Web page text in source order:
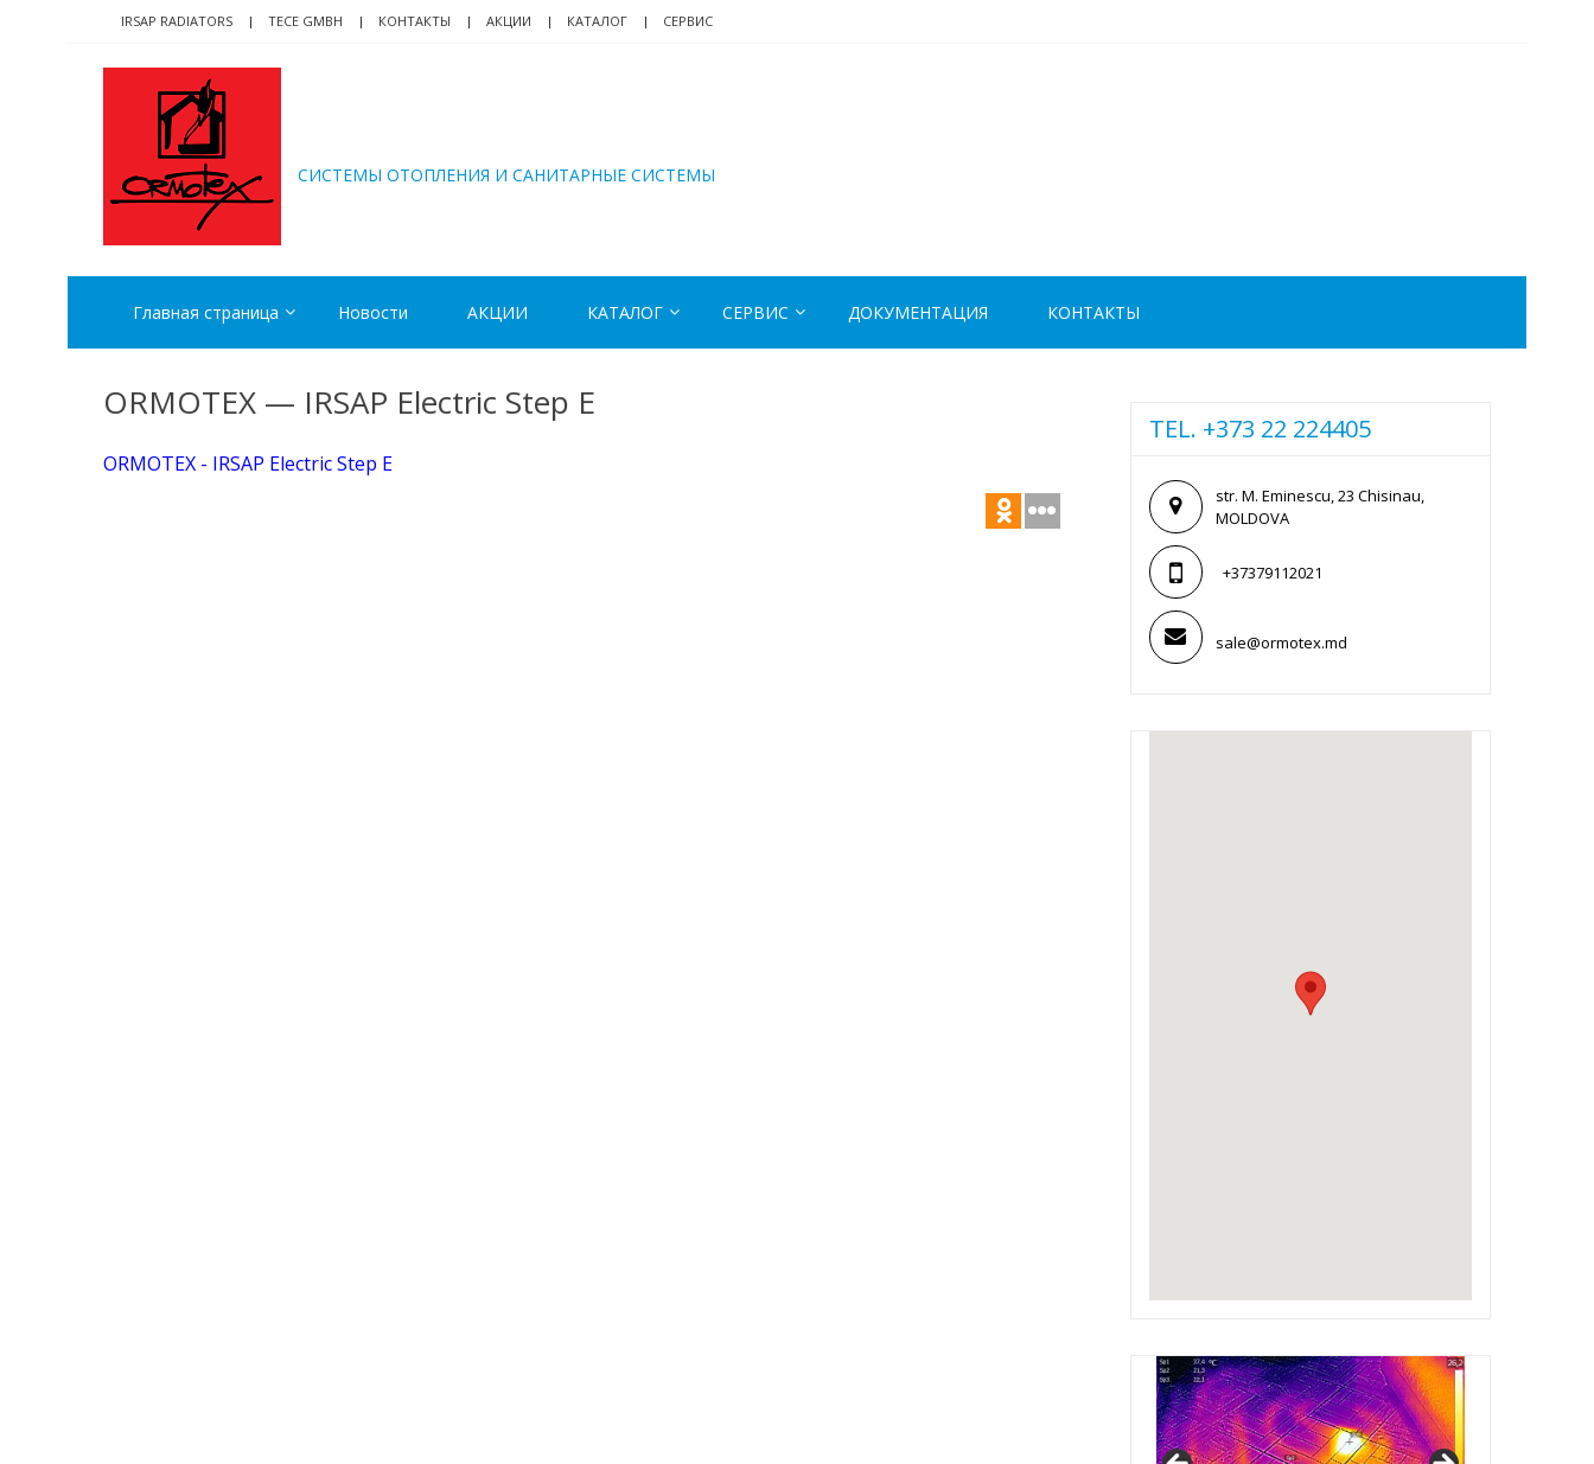
navigation
content
IRSAP RADIATORS TECE GMBH КОНТАКТЫ АКЦИИ КАТАЛОГ СЕРВИС
CИСТЕМЫ ОТОПЛЕНИЯ И САНИТАРНЫЕ СИСТЕМЫ
Главная страница Новости АКЦИИ КАТАЛОГ СЕРВИС ДОКУМЕНТАЦИЯ КОНТАКТЫ
ORMOTEX — IRSAP Electric Step E
ORMOTEX - IRSAP Electric Step E
TEL. +373 22 224405
str. M. Eminescu, 23 Chisinau,
MOLDOVA
+37379112021
sale@ormotex.md